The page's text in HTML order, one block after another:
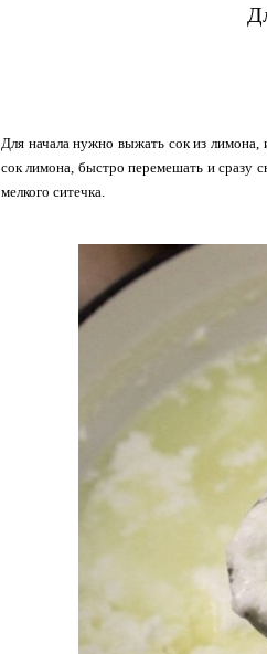
Для начала нужно выжать сок из лимона,
сок лимона, быстро перемешать и сразу
мелкого ситечка.